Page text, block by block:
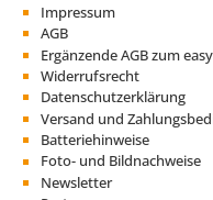
Impressum
AGB
Ergänzende AGB zum
Widerrufsrecht
Datenschutzerklärung
Versand und
Batteriehinweise
Foto- und Bildnachweise
Newsletter